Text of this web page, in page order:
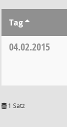
Tag
04.02.2015
1 Satz